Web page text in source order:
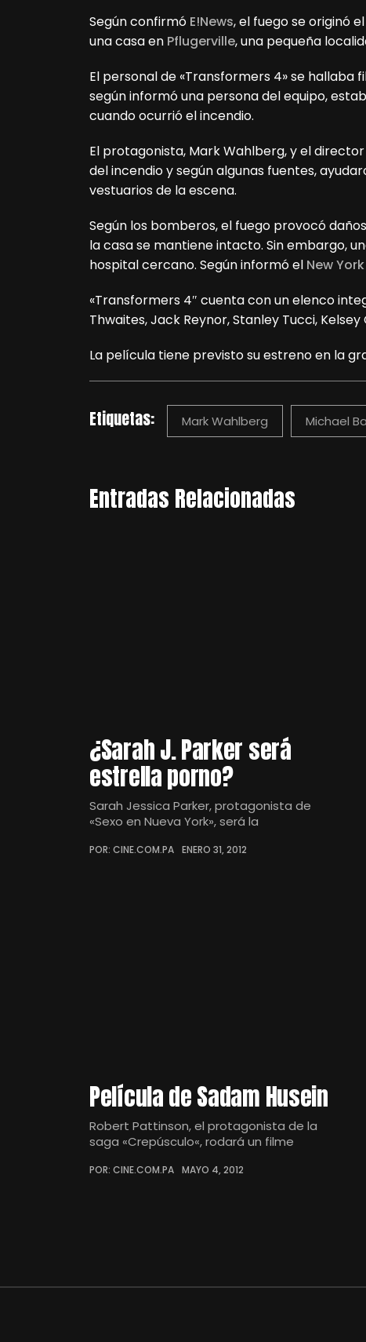
Según confirmó E!News, el fuego se originó
una casa en Pflugerville, una pequeña
El personal de «Transformers 4» se hallaba
según informó una persona del equipo,
cuando ocurrió el incendio.
El protagonista, Mark Wahlberg, y el
del incendio y según algunas fuentes,
vestuarios de la escena.
Según los bomberos, el fuego provocó
la casa se mantiene intacto. Sin embargo,
hospital cercano. Según informó el New
«Transformers 4″ cuenta con un elenco
Thwaites, Jack Reynor, Stanley Tucci,
La película tiene previsto su estreno en la
Etiquetas: Mark Wahlberg Michael
Entradas Relacionadas
¿Sarah J. Parker será
estrella porno?
Sarah Jessica Parker, protagonista de
«Sexo en Nueva York», será la
POR: CINE.COM.PA ENERO 31, 2012
Película de Sadam Husein
Robert Pattinson, el protagonista de la
saga «Crepúsculo«, rodará un filme
POR: CINE.COM.PA MAYO 4, 2012